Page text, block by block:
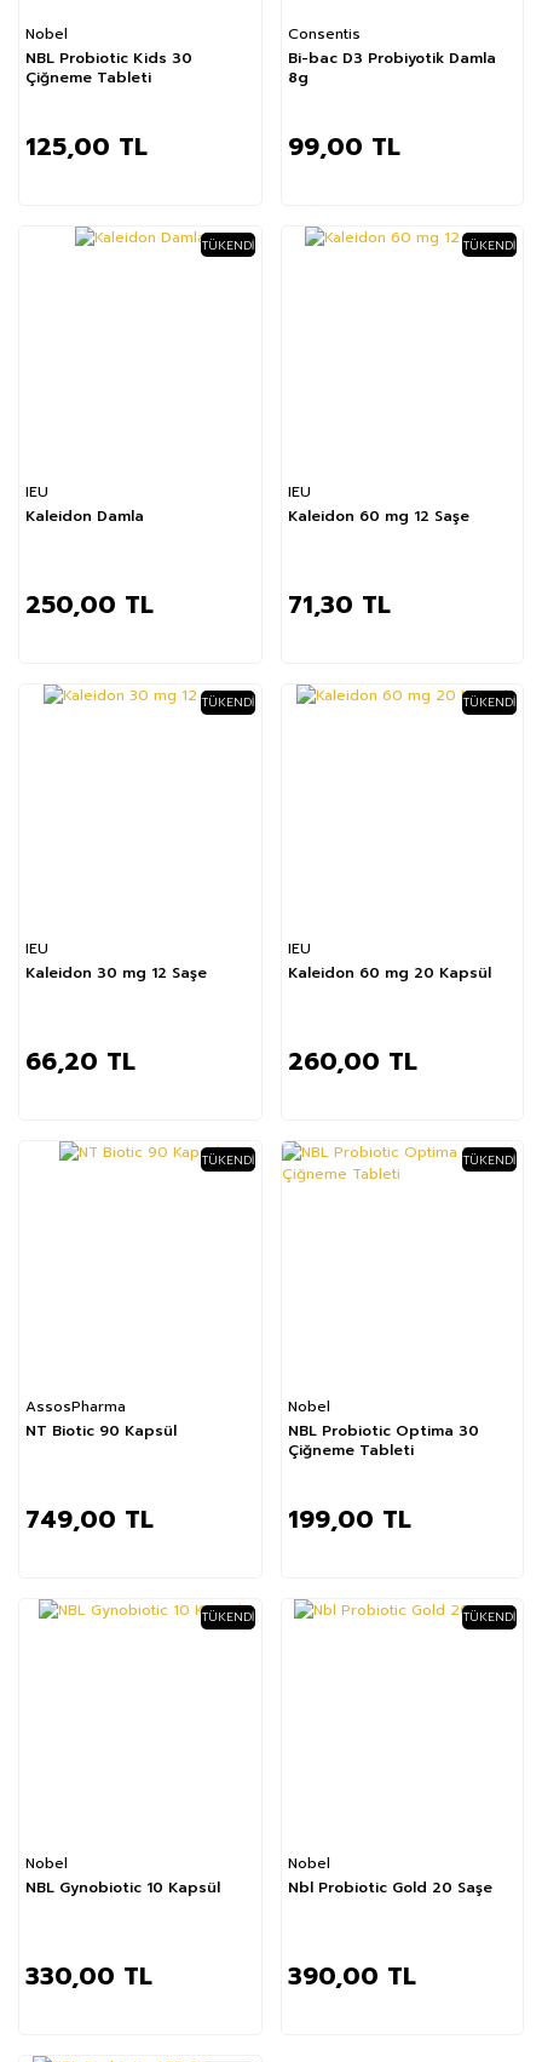
Nobel
NBL Probiotic Kids 30
Çiğneme Tableti
125,00 TL
Consentis
Bi-bac D3 Probiyotik Damla
8g
99,00 TL
TÜKENDI
IEU
Kaleidon Damla
250,00 TL
TÜKENDI
IEU
Kaleidon 60 mg 12 Saşe
71,30 TL
TÜKENDI
IEU
Kaleidon 30 mg 12 Saşe
66,20 TL
TÜKENDI
IEU
Kaleidon 60 mg 20 Kapsül
260,00 TL
TÜKENDI
AssosPharma
NT Biotic 90 Kapsül
749,00 TL
TÜKENDI
Nobel
NBL Probiotic Optima 30
Çiğneme Tableti
199,00 TL
TÜKENDI
Nobel
NBL Gynobiotic 10 Kapsül
330,00 TL
TÜKENDI
Nobel
Nbl Probiotic Gold 20 Saşe
390,00 TL